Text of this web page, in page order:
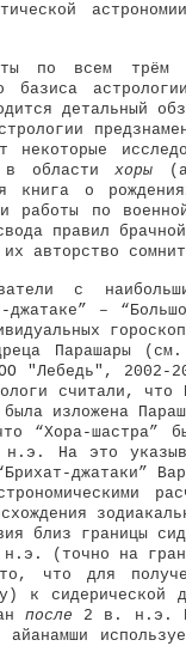
по всем трём
базиса
детальный
в областихоры
книга о
по
правил
авторство
с
джатаке” –
Парашары (см.
"Лебедь", 2002-
считали, что
изложена
“Хора-шастра”
н.э. На это
джатаки”
близ границы
(точно на
что для
к сидерической
после 2 в. н.э.